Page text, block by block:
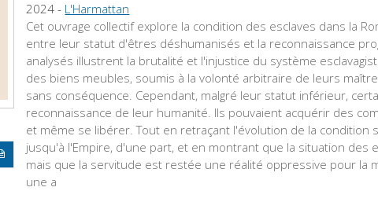
2024 - L'Harmattan
Cet ouvrage collectif explore la condition des esclaves dans la
entre leur statut d'êtres déshumanisés et la reconnaissance
analysés illustrent la brutalité et l'injustice du système
des biens meubles, soumis à la volonté arbitraire de leurs
sans conséquence. Cependant, malgré leur statut inférieur,
reconnaissance de leur humanité. Ils pouvaient acquérir des
et même se libérer. Tout en retraçant l'évolution de la condition
jusqu'à l'Empire, d'une part, et en montrant que la situation des
mais que la servitude est restée une réalité oppressive pour la
une a